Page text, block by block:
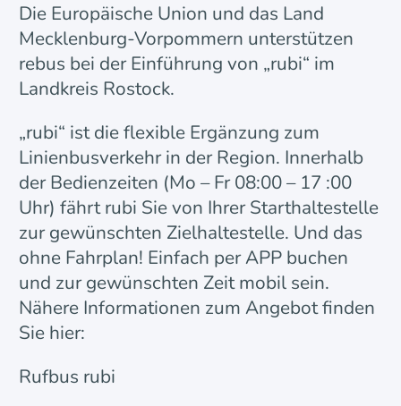
Die Europäische Union und das Land
Mecklenburg-Vorpommern unterstützen
rebus bei der Einführung von „rubi“ im
Landkreis Rostock.
„rubi“ ist die flexible Ergänzung zum
Linienbusverkehr in der Region. Innerhalb
der Bedienzeiten (Mo – Fr 08:00 – 17 :00
Uhr) fährt rubi Sie von Ihrer Starthaltestelle
zur gewünschten Zielhaltestelle. Und das
ohne Fahrplan! Einfach per APP buchen
und zur gewünschten Zeit mobil sein.
Nähere Informationen zum Angebot finden
Sie hier:
Rufbus rubi